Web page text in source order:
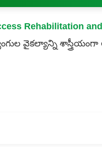
Rehabilitation
వైకల్యాన్ని